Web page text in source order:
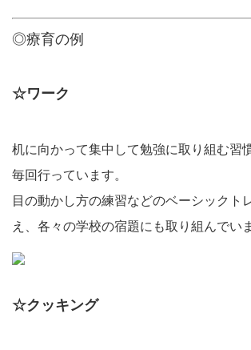
◎療育の例
☆ワーク
机に向かって集中して勉強に取り組む習
毎回行っています。
目の動かし方の練習などのベーシックト
え、各々の学校の宿題にも取り組んでい
☆クッキング